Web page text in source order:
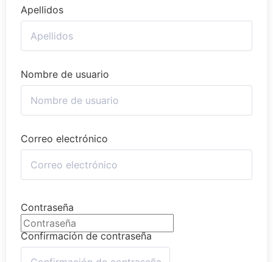
Apellidos
Nombre de usuario
Correo electrónico
Contraseña
Confirmación de contraseña